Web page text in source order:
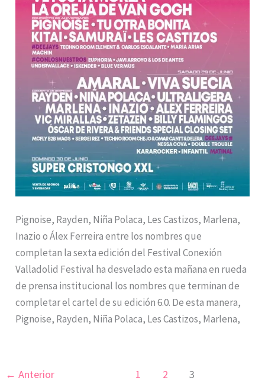
Pignoise, Rayden, Niña Polaca, Les Castizos, Marlena,
Inazio o Álex Ferreira entre los nombres que
completan la sexta edición del Festival Conexión
Valladolid Festival ha desvelado esta mañana en rueda
de prensa institucional los nombres que terminan de
completar el cartel de su edición 6.0. De esta manera,
Pignoise, Rayden, Niña Polaca, Les Castizos, Marlena,
← Anterior 1 2 3